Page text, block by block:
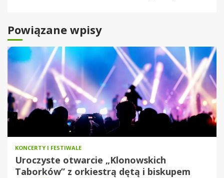
Powiązane wpisy
KONCERTY I FESTIWALE
Uroczyste otwarcie „Klonowskich
Taborków” z orkiestrą dętą i biskupem